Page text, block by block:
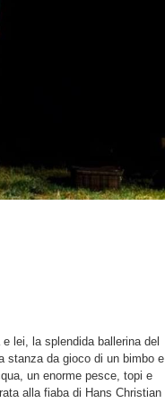
lei, la splendida ballerina del
stanza da gioco di un bimbo e
un enorme pesce, topi e
alla fiaba di Hans Christian